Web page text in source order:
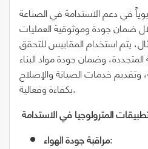
في دعم الاستدامة في الصناعة
ضمان جودة وموثوقية العمليات
يتم استخدام المقاييس للتحقق
وضمان جودة مواد البناء
وتقديم خدمات الصيانة والإصلاح
بكفاءة وفعالية.
مراقبة جودة الهواء: